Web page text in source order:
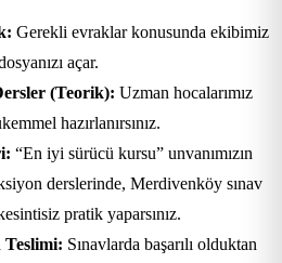
Gerekli evraklar konusunda ekibimiz
açar.
(Teorik): Uzman hocalarımız
hazırlanırsınız.
“En iyi sürücü kursu” unvanımızın
derslerinde, Merdivenköy sınav
pratik yaparsınız.
Teslimi: Sınavlarda başarılı olduktan